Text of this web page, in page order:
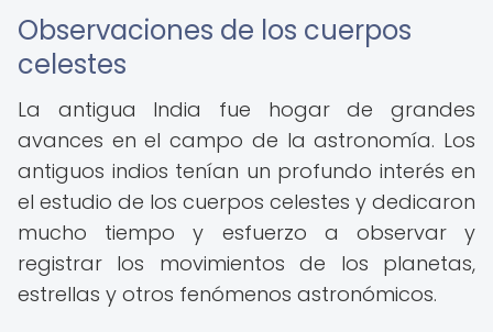
Observaciones de los cuerpos
celestes
La antigua India fue hogar de grandes
avances en el campo de la astronomía. Los
antiguos indios tenían un profundo interés en
el estudio de los cuerpos celestes y dedicaron
mucho tiempo y esfuerzo a observar y
registrar los movimientos de los planetas,
estrellas y otros fenómenos astronómicos.